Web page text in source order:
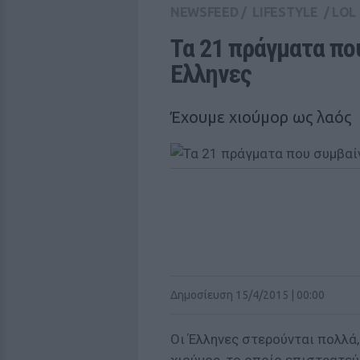
Τα 21 πράγματα
Ελληνες
Έχουμε χιούμορ ως λαός
Δημοσίευση 15/4/2015 | 00:00
Οι Έλληνες στερούνται